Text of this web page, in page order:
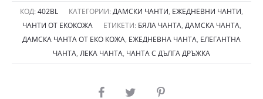
КОД: 402BL КАТЕГОРИИ: ДАМСКИ ЧАНТИ, ЕЖЕДНЕВНИ ЧАНТИ,
ЧАНТИ ОТ ЕКОКОЖА
ЕТИКЕТИ: БЯЛА ЧАНТА, ДАМСКА ЧАНТА,
ДАМСКА ЧАНТА ОТ ЕКО КОЖА, ЕЖЕДНЕВНА ЧАНТА, ЕЛЕГАНТНА
ЧАНТА, ЛЕКА ЧАНТА, ЧАНТА С ДЪЛГА ДРЪЖКА
SHARE